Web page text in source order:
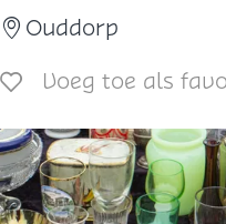
d
O
f
T
h
Ouddorp
Voeg toe als